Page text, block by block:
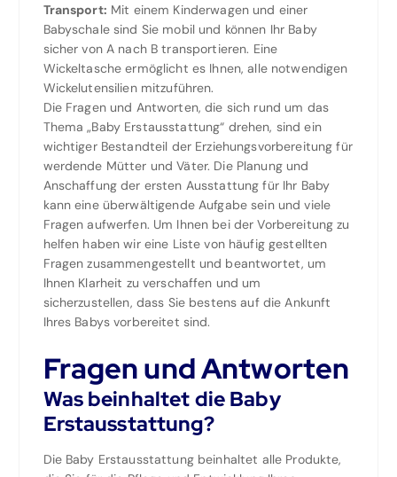
Transport: Mit einem Kinderwagen und einer
Babyschale sind Sie mobil und können Ihr Baby
sicher von A nach B transportieren. Eine
Wickeltasche ermöglicht es Ihnen, alle notwendigen
Wickelutensilien mitzuführen.
Die Fragen und Antworten, die sich rund um das
Thema „Baby Erstausstattung“ drehen, sind ein
wichtiger Bestandteil der Erziehungsvorbereitung für
werdende Mütter und Väter. Die Planung und
Anschaffung der ersten Ausstattung für Ihr Baby
kann eine überwältigende Aufgabe sein und viele
Fragen aufwerfen. Um Ihnen bei der Vorbereitung zu
helfen haben wir eine Liste von häufig gestellten
Fragen zusammengestellt und beantwortet, um
Ihnen Klarheit zu verschaffen und um
sicherzustellen, dass Sie bestens auf die Ankunft
Ihres Babys vorbereitet sind.
Fragen und Antworten
Was beinhaltet die Baby
Erstausstattung?
Die Baby Erstausstattung beinhaltet alle Produkte,